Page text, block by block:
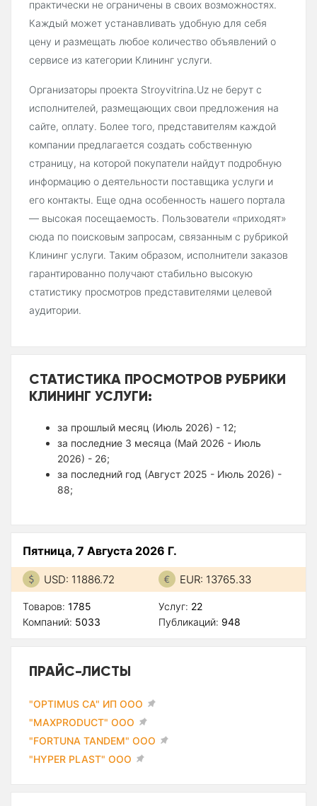
практически не ограничены в своих возможностях.
Каждый может устанавливать удобную для себя
цену и размещать любое количество объявлений о
сервисе из категории Клининг услуги.
Организаторы проекта Stroyvitrina.Uz не берут с
исполнителей, размещающих свои предложения на
сайте, оплату. Более того, представителям каждой
компании предлагается создать собственную
страницу, на которой покупатели найдут подробную
информацию о деятельности поставщика услуги и
его контакты. Еще одна особенность нашего портала
— высокая посещаемость. Пользователи «приходят»
сюда по поисковым запросам, связанным с рубрикой
Клининг услуги. Таким образом, исполнители заказов
гарантированно получают стабильно высокую
статистику просмотров представителями целевой
аудитории.
СТАТИСТИКА ПРОСМОТРОВ РУБРИКИ
КЛИНИНГ УСЛУГИ:
за прошлый месяц (Июль 2026) - 12;
за последние 3 месяца (Май 2026 - Июль
2026) - 26;
за последний год (Август 2025 - Июль 2026) -
88;
Пятница, 7 Августа 2026 Г.
USD: 11886.72 EUR: 13765.33
Товаров: 1785
Компаний: 5033
Услуг: 22
Публикаций: 948
ПРАЙС-ЛИСТЫ
"OPTIMUS CA" ИП ООО
"MAXPRODUCT" ООО
"FORTUNA TANDEM" ООО
"HYPER PLAST" ООО